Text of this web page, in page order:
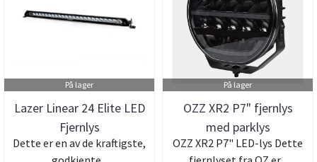
På lager
Lazer Linear 24 Elite LED
Fjernlys
Dette er en av de kraftigste,
På lager
OZZ XR2 P7" fjernlys
med parklys
OZZ XR2 P7" LED-lys Dette